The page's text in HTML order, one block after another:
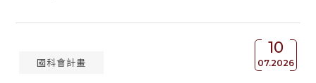
10
07.2026
國科會計畫